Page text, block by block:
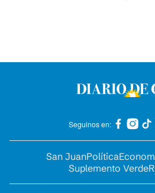
Seguinos en:
San JuanPolítica
Suplemento Verde